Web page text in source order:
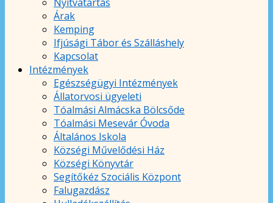
Árak
Kemping
Ifjúsági Tábor és Szálláshely
Kapcsolat
Intézmények
Egészségügyi Intézmények
Állatorvosi ügyeleti
Tóalmási Almácska Bölcsőde
Tóalmási Mesevár Óvoda
Általános Iskola
Községi Művelődési Ház
Községi Könyvtár
Segítőkéz Szociális Központ
Falugazdász